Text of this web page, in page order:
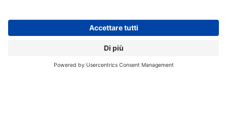
dei dati di addestramentoe valutare i modelli per
bias, tossicità e robustezza prima della messa in
commercio. I modelli considerati “ad alto impatto”
dovranno inoltre sottoporsi a test avversari,